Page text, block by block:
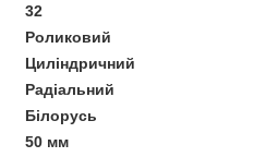
32
Роликовий
Циліндричний
Радіальний
Білорусь
50 мм